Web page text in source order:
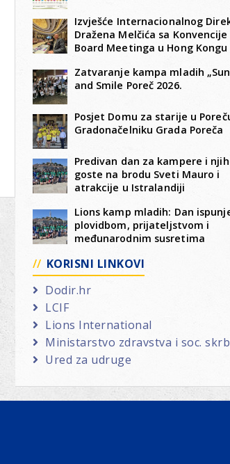
Izvješće Internacionalnog
Dražena Melčića sa Konvencije
Board Meetinga u Hong Kongu
Zatvaranje kampa mladih
and Smile Poreč 2026.
Posjet Domu za starije u
Gradonačelniku Grada Poreča
Predivan dan za kampere i
goste na brodu Sveti Mauro i
atrakcije u Istralandiji
Lions kamp mladih: Dan
plovidbom, prijateljstvom i
međunarodnim susretima
KORISNI LINKOVI
Dodir.hr
LCIF
Lions International
Ministarstvo zdravstva i soc.
Ured za udruge